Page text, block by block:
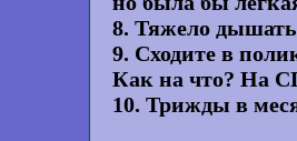
8. Тяжело
9. Сходите в
Как на что? На
10. Трижды в